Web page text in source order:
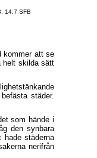
14:7 SFB
kommer att se
helt skilda sätt
städer.
som hände i
den synbara
städerna
nerifrån